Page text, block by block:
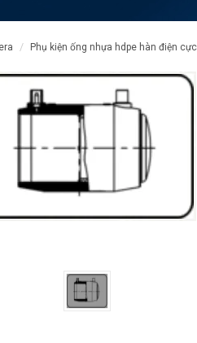
phụ kiện ống nhựa hdpe hàn điện